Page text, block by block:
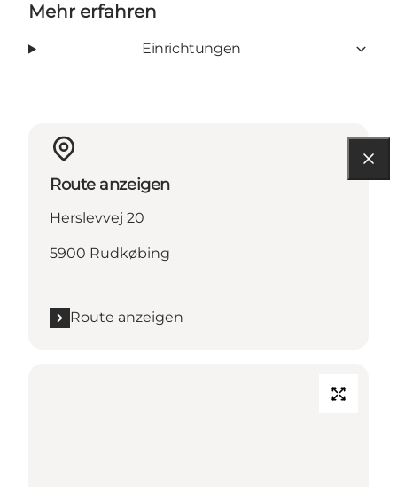
Mehr erfahren
Einrichtungen
Route anzeigen
Herslevvej 20
5900 Rudkøbing
Route anzeigen